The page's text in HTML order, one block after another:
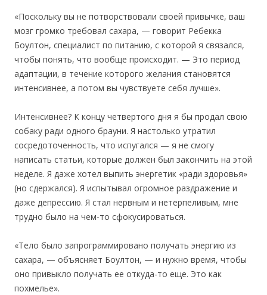
«Поскольку вы не потворствовали своей привычке, ваш
мозг громко требовал сахара, — говорит Ребекка
Боултон, специалист по питанию, с которой я связался,
чтобы понять, что вообще происходит. — Это период
адаптации, в течение которого желания становятся
интенсивнее, а потом вы чувствуете себя лучше».
Интенсивнее? К концу четвертого дня я бы продал свою
собаку ради одного брауни. Я настолько утратил
сосредоточенность, что испугался — я не смогу
написать статьи, которые должен был закончить на этой
неделе. Я даже хотел выпить энергетик «ради здоровья»
(но сдержался). Я испытывал огромное раздражение и
даже депрессию. Я стал нервным и нетерпеливым, мне
трудно было на чем-то сфокусироваться.
«Тело было запрограммировано получать энергию из
сахара, — объясняет Боултон, — и нужно время, чтобы
оно привыкло получать ее откуда-то еще. Это как
похмелье».